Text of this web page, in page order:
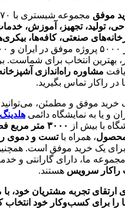
موفق مجموعه شبستری با ۷۰ سال تجربه در زمینه
تولید، تجهیز، آموزش،
صنعتی، کافه‌ها،
بهترین انتخاب برای شماست.
مشاوره راه‌اندازی
در راکار تماس بگیرید.
خرید موفق و مطمئن،
و یا به نمایشگاه دائمی
با بیش از
۳۰۰۰ متر مربع
، همراه باتست و دموی
برای یک خرید موفق است.
مجموعه ما، دارای گارانتی و
سرویس هستند.
ارتقای تجربه مشتریان خود،
را برای کسب‌وکار خود انتخاب